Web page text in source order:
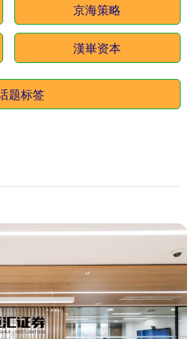
京海策略
漢崋资本
题标签